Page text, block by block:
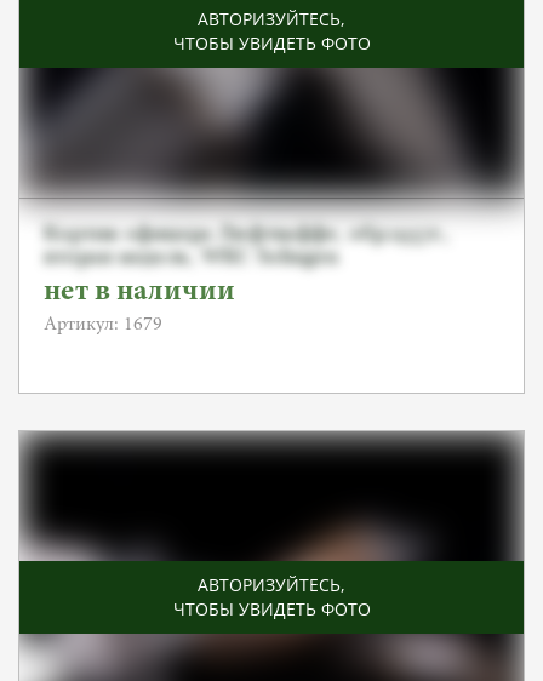
АВТОРИЗУЙТЕСЬ,
ЧТОБЫ УВИДЕТЬ ФОТО
Кортик офицера Люфтваффе, обр.1937г.,
вторая модель, WKC Solingen
нет в наличии
Артикул: 1679
АВТОРИЗУЙТЕСЬ,
ЧТОБЫ УВИДЕТЬ ФОТО